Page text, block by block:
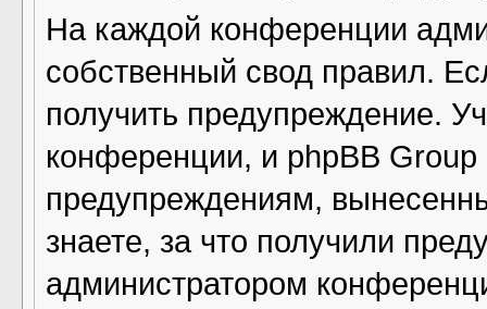
На каждой конференции
собственный свод правил.
получить предупреждение.
конференции, и phpBB Group
предупреждениям,
знаете, за что получили
администратором